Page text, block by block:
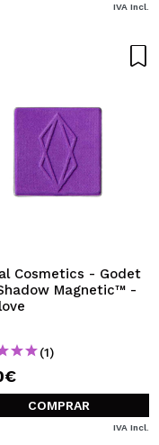
IVA Incl.
Cosmetics - Godet
Magnetic™ -
(1)
COMPRAR
IVA Incl.